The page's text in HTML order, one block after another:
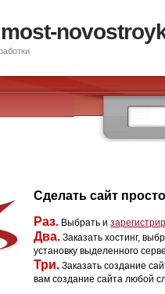
Сделать сайт
Раз. Выбрать и
Два. Заказать хостинг,
установку выделенного
Три. Заказать создание
вам создание сайта любой